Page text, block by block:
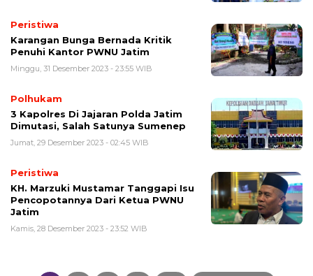
Peristiwa
Karangan Bunga Bernada Kritik
Penuhi Kantor PWNU Jatim
Minggu, 31 Desember 2023 - 23:55 WIB
Polhukam
3 Kapolres Di Jajaran Polda Jatim
Dimutasi, Salah Satunya Sumenep
Jumat, 29 Desember 2023 - 02:45 WIB
Peristiwa
KH. Marzuki Mustamar Tanggapi Isu
Pencopotannya Dari Ketua PWNU
Jatim
Kamis, 28 Desember 2023 - 23:52 WIB
Navigasi